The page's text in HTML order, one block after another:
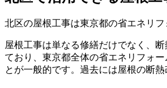
北区の屋根工事は東京都の省エネリ
屋根工事は単なる修繕だけでなく、
ており、東京都全体の省エネリフォ
とが一般的です。過去には屋根の断